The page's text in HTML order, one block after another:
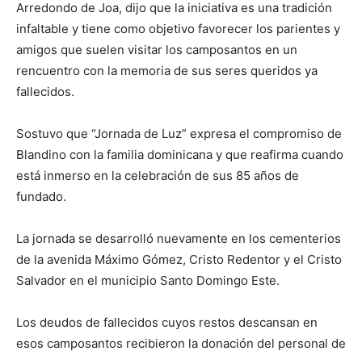
Arredondo de Joa, dijo que la iniciativa es una tradición
infaltable y tiene como objetivo favorecer los parientes y
amigos que suelen visitar los camposantos en un
rencuentro con la memoria de sus seres queridos ya
fallecidos.
Sostuvo que “Jornada de Luz” expresa el compromiso de
Blandino con la familia dominicana y que reafirma cuando
está inmerso en la celebración de sus 85 años de
fundado.
La jornada se desarrolló nuevamente en los cementerios
de la avenida Máximo Gómez, Cristo Redentor y el Cristo
Salvador en el municipio Santo Domingo Este.
Los deudos de fallecidos cuyos restos descansan en
esos camposantos recibieron la donación del personal de